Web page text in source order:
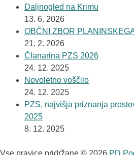
Daljnogled na Krimu
13. 6. 2026
OBČNI ZBOR
21. 2. 2026
Članarina PZS 2026
24. 12. 2025
Novoletno voščilo
24. 12. 2025
PZS, najvišja priznanja
2025
8. 12. 2025